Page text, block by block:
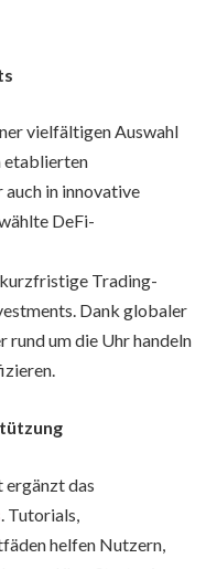
vielfältigen Auswahl
etablierten
in innovative
DeFi-
Trading-
Dank globaler
um die Uhr handeln
ergänzt das
. Tutorials,
helfen Nutzern,